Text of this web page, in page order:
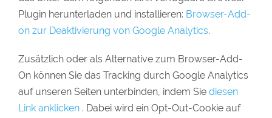
Plugin herunterladen und installieren: Browser-Add-
on zur Deaktivierung von Google Analytics.
Zusätzlich oder als Alternative zum Browser-Add-
On können Sie das Tracking durch Google Analytics
auf unseren Seiten unterbinden, indem Sie diesen
Link anklicken . Dabei wird ein Opt-Out-Cookie auf